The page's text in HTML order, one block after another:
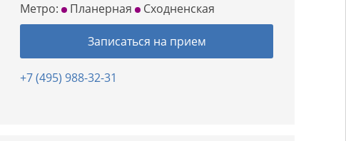
Метро:
Планерная Сходненская
Записаться на прием
+7 (495) 988-32-31